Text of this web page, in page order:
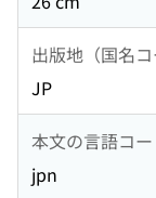
出版地（国名コ
JP
本文の言語コー
jpn